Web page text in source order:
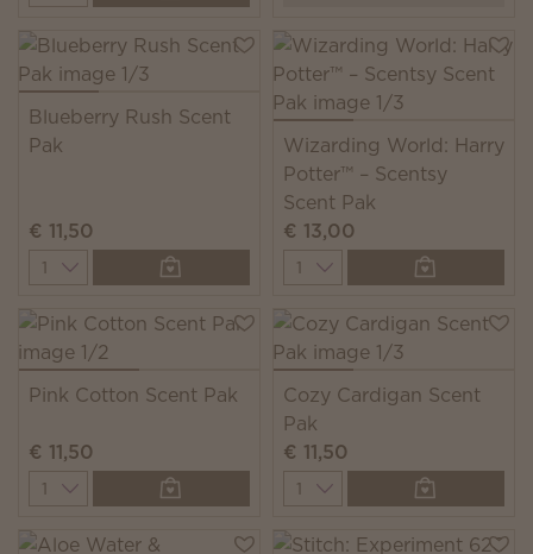
Blueberry Rush Scent
Pak
€ 11,50
Quantity
Wizarding World: Harry
Potter™ – Scentsy
Scent Pak
€ 13,00
Quantity
Pink Cotton Scent Pak
€ 11,50
Quantity
Cozy Cardigan Scent
Pak
€ 11,50
Quantity